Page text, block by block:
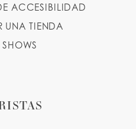
ACCESIBILIDAD
UNA TIENDA
SHOWS